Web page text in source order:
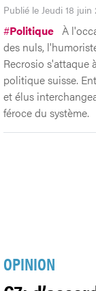
Publié le Jeudi 18 juin
#Politique À
des nuls,
Recrosio s'attaque
politique suisse.
et élus
féroce du système.
OPINION